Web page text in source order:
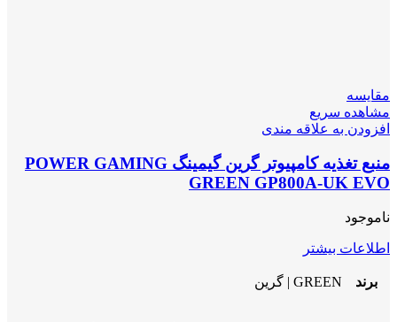
مقایسه
مشاهده سریع
افزودن به علاقه مندی
منبع تغذیه کامپیوتر گرین گیمینگ POWER GAMING
GREEN GP800A-UK EVO
ناموجود
اطلاعات بیشتر
برند GREEN | گرین